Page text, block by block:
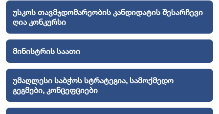
უსკოს თავმჯდომარეობის კანდიდატის შესარჩევი
ღია კონკურსი
მინისტრის საათი
უმაღლესი საბჭოს სტრატეგია, სამოქმედო
გეგმები, კონცეფციები